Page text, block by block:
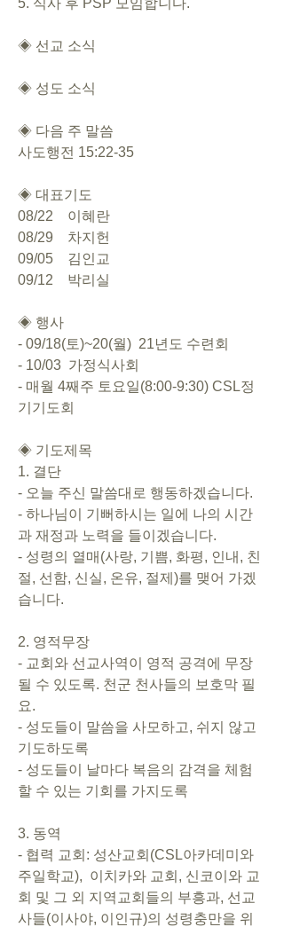
5. 식사 후 PSP 모임합니다.
◈ 선교 소식
◈ 성도 소식
◈ 다음 주 말씀
사도행전 15:22-35
◈ 대표기도
08/22    이혜란
08/29    차지헌
09/05    김인교
09/12    박리실
◈ 행사
- 09/18(토)~20(월)  21년도 수련회
- 10/03  가정식사회
- 매월 4째주 토요일(8:00-9:30) CSL정
기기도회
◈ 기도제목
1. 결단
- 하나님이 기뻐하시는 일에 나의 시간
과 재정과 노력을 들이겠습니다.
- 성령의 열매(사랑, 기쁨, 화평, 인내, 친
절, 선함, 신실, 온유, 절제)를 맺어 가겠
습니다.
2. 영적무장
- 교회와 선교사역이 영적 공격에 무장
될 수 있도록. 천군 천사들의 보호막 필
요.
- 성도들이 말씀을 사모하고, 쉬지 않고
기도하도록
- 성도들이 날마다 복음의 감격을 체험
할 수 있는 기회를 가지도록
3. 동역
- 협력 교회: 성산교회(CSL아카데미와
주일학교),  이치카와 교회, 신코이와 교
회 및 그 외 지역교회들의 부흥과, 선교
사들(이사야, 이인규)의 성령충만을 위